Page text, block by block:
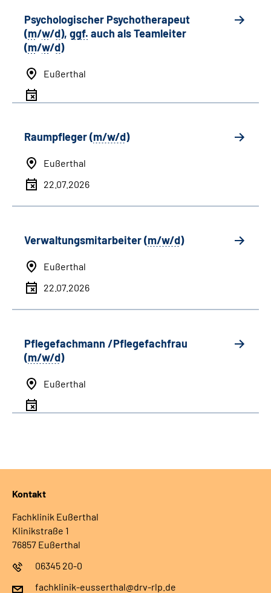
Psychologischer Psychotherapeut
(m/w/d), ggf. auch alsTeamleiter
(m/w/d)
Eußerthal
Raumpfleger (m/w/d)
Eußerthal
22.07.2026
Verwaltungsmitarbeiter (m/w/d)
Eußerthal
22.07.2026
Pflegefachmann /Pflegefachfrau
(m/w/d)
Eußerthal
Kontakt
Fachklinik Eußerthal
Klinikstraße 1
76857 Eußerthal
06345 20-0
fachklinik-eusserthal@drv-rlp.de